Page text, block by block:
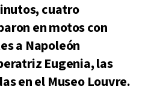
cuatro
en motos con
a Napoleón
Eugenia, las
en el Museo Louvre.